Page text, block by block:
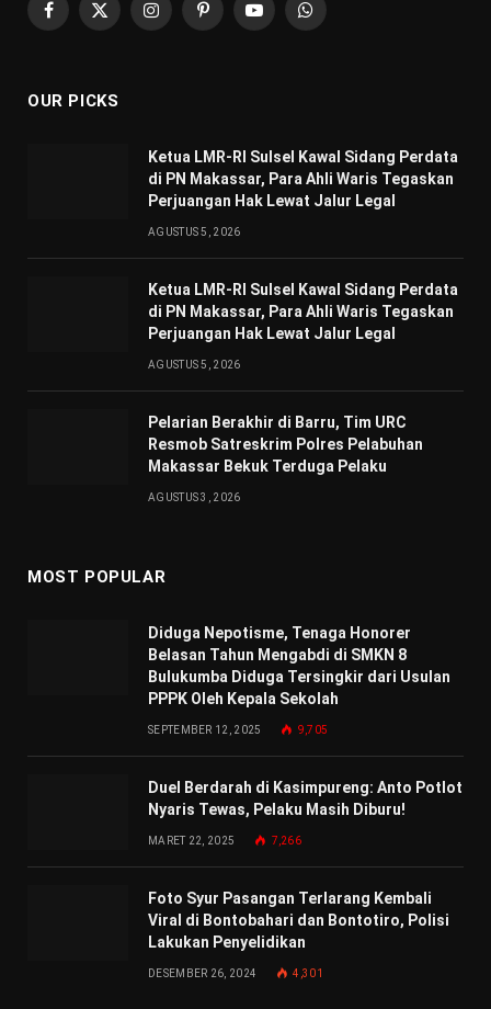
Facebook
X
InstagramPinterestYouTubeWhatsApp
OUR PICKS
Ketua LMR-RI Sulsel Kawal Sidang Perdata
di PN Makassar, Para Ahli Waris Tegaskan
Perjuangan Hak Lewat Jalur Legal
AGUSTUS 5, 2026
Ketua LMR-RI Sulsel Kawal Sidang Perdata
di PN Makassar, Para Ahli Waris Tegaskan
Perjuangan Hak Lewat Jalur Legal
AGUSTUS 5, 2026
Pelarian Berakhir di Barru, Tim URC
Resmob Satreskrim Polres Pelabuhan
Makassar Bekuk Terduga Pelaku
AGUSTUS 3, 2026
MOST POPULAR
Diduga Nepotisme, Tenaga Honorer
Belasan Tahun Mengabdi di SMKN 8
Bulukumba Diduga Tersingkir dari Usulan
PPPK Oleh Kepala Sekolah
SEPTEMBER 12, 2025 9,705
Duel Berdarah di Kasimpureng: Anto Potlot
Nyaris Tewas, Pelaku Masih Diburu!
MARET 22, 2025 7,266
Foto Syur Pasangan Terlarang Kembali
Viral di Bontobahari dan Bontotiro, Polisi
Lakukan Penyelidikan
DESEMBER 26, 2024 4,301